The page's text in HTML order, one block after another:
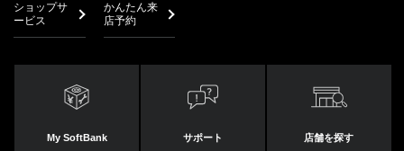
ショップサ
ービス
かんたん来
店予約
My SoftBank サポート 店舗を探す